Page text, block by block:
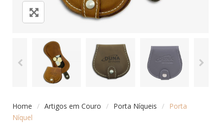
Home / Artigos em Couro / Porta Níqueis /
Porta
Níquel